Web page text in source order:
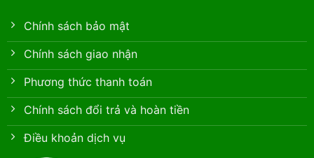
Chính sách bảo mật
Chính sách giao nhận
Phương thức thanh toán
Chính sách đổi trả và hoàn tiền
Điều khoản dịch vụ